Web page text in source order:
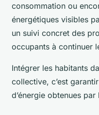
consommation ou
énergétiques visibles
un suivi concret des
occupants à continuer
Intégrer les habitants
collective, c’est
d’énergie obtenues